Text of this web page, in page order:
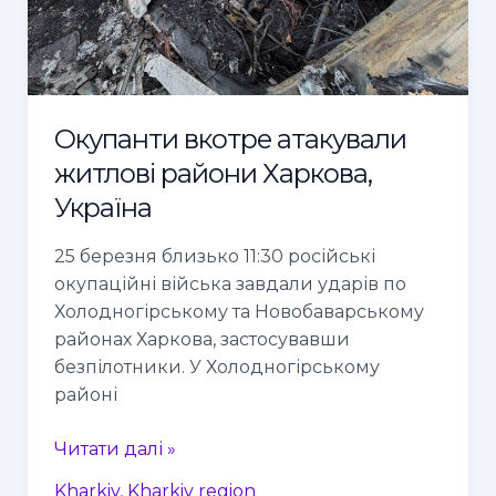
Окупанти вкотре атакували
житлові райони Харкова,
Україна
25 березня близько 11:30 російські
окупаційні війська завдали ударів по
Холодногірському та Новобаварському
районах Харкова, застосувавши
безпілотники. У Холодногірському
районі
Читати далі »
Kharkiv, Kharkiv region